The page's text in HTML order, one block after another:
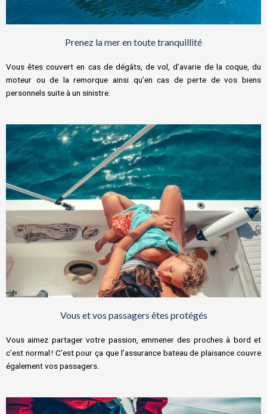
Prenez la mer en toute tranquillité
Vous êtes couvert en cas de dégâts, de vol, d’avarie de la coque, du
moteur ou de la remorque ainsi qu’en cas de perte de vos biens
personnels suite à un sinistre.
Vous et vos passagers êtes protégés
Vous aimez partager votre passion, emmener des proches à bord et
c’est normal ! C’est pour ça que l’assurance bateau de plaisance couvre
également vos passagers.